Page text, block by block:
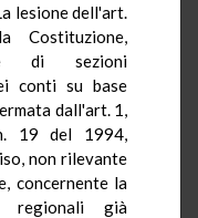
lesione dell'art.
Costituzione,
di sezioni
conti su base
dall'art. 1,
19 del 1994,
non rilevante
concernente la
regionali già